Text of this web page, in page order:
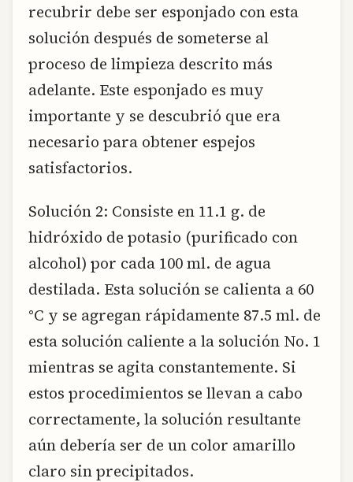
recubrir debe ser esponjado con esta
solución después de someterse al
proceso de limpieza descrito más
adelante. Este esponjado es muy
importante y se descubrió que era
necesario para obtener espejos
satisfactorios.
Solución 2: Consiste en 11.1 g. de
hidróxido de potasio (purificado con
alcohol) por cada 100 ml. de agua
destilada. Esta solución se calienta a 60
°C y se agregan rápidamente 87.5 ml. de
esta solución caliente a la solución No. 1
mientras se agita constantemente. Si
estos procedimientos se llevan a cabo
correctamente, la solución resultante
aún debería ser de un color amarillo
claro sin precipitados.